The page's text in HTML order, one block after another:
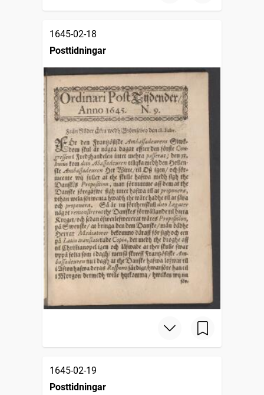
1645-02-18
Posttidningar
1645-02-19
Posttidningar